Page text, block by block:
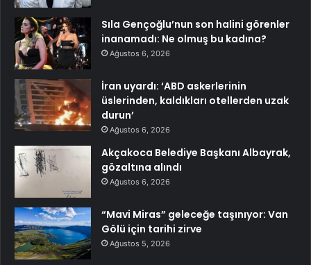
Sıla Gençoğlu’nun son halini görenler
inanamadı: Ne olmuş bu kadına?
Ağustos 6, 2026
İran uyardı: ‘ABD askerlerinin
üslerinden, kaldıkları otellerden uzak
durun’
Ağustos 6, 2026
Akçakoca Belediye Başkanı Albayrak,
gözaltına alındı
Ağustos 6, 2026
“Mavi Miras” geleceğe taşınıyor: Van
Gölü için tarihi zirve
Ağustos 5, 2026